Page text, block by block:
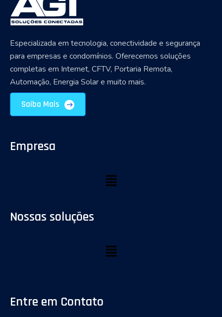
Especializada em tecnologia, conectividade e segurança
para empresas e condomínios. Oferecemos soluções
completas em Internet, CFTV, Portaria Remota,
Automação, Energia Solar e muito mais.
Saiba Mais
Empresa
Nossas soluções
Entre em Contato